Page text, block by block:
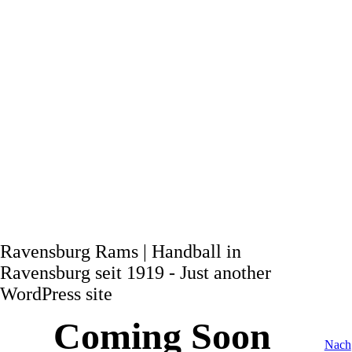
Ravensburg Rams | Handball in
Ravensburg seit 1919 - Just another
WordPress site
Coming Soon Nach